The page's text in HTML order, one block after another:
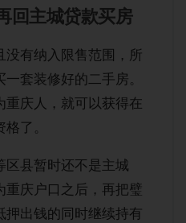
回主城贷款买房
没有纳入限售范围，所
套装修好的二手房。
重庆人，就可以获得在
了。
区县暂时还不是主城
重庆户口之后，再把璧
出钱的同时继续持有